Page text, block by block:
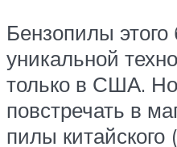
Бензопилы
уникальной
только в США.
повстречать в
пилы китайского